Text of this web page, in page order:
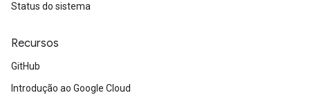
Status do sistema
Recursos
GitHub
Introdução ao Google Cloud